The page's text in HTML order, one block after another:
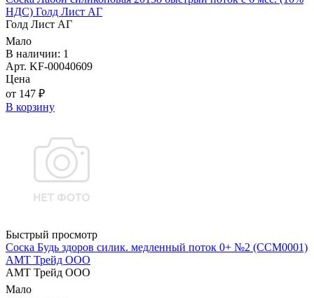
НДС) Голд Лист АГ
Голд Лист АГ
Мало
В наличии: 1
Арт. KF-00040609
Цена
от 147 ₽
В корзину
Быстрый просмотр
Соска Будь здоров силик. медленный поток 0+ №2 (ССМ0001)
АМТ Трейд ООО
АМТ Трейд ООО
Мало